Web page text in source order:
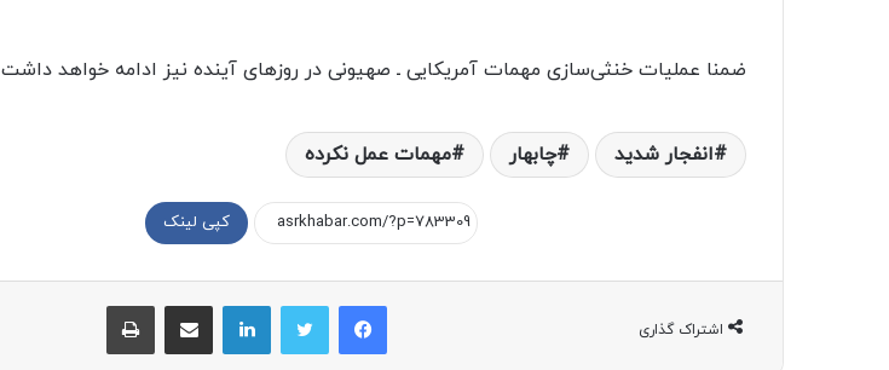
ضمنا عملیات خنثی‌سازی مهمات آمریکایی ـ صهیونی در روزهای آینده نیز ادامه خواهد داشت
انفجار شدید چابهار مهمات عمل نکرده
کپی لینک
اشتراک گذاری
فیسبوک لینکداین